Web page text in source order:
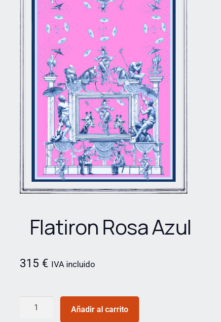
Flatiron Rosa Azul
315 € IVA incluido
Añadir al carrito